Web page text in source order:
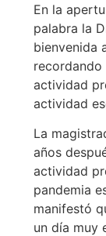
En la
palabra la
bienvenida
recordando
actividad
actividad
La
años
actividad
pandemia
manifestó
un día muy